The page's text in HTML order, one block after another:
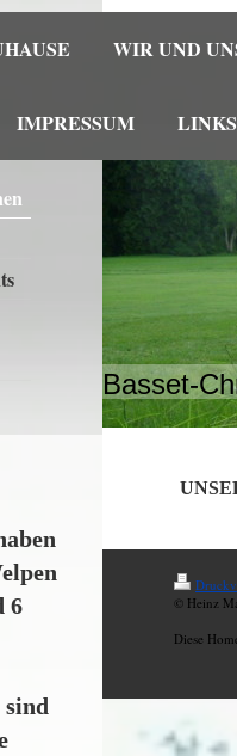
WIR UND
IMPRESSUM
6
Basset-
© Heinz
Diese